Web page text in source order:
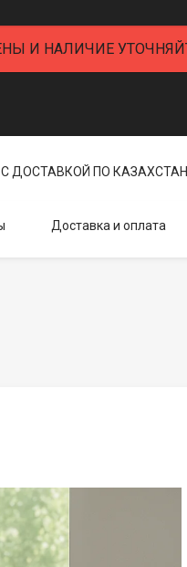
И НАЛИЧИЕ
ДОСТАВКОЙ ПО
Доставка и оплата